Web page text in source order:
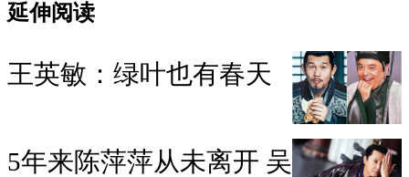
延伸阅读
王英敏：绿叶也有春天
5年来陈萍萍从未离开 吴